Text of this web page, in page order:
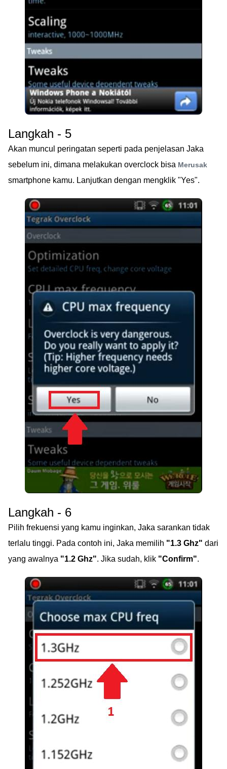
Langkah - 5
Akan muncul peringatan seperti pada penjelasan Jaka
sebelum ini, dimana melakukan overclock bisa Merusak
smartphone kamu. Lanjutkan dengan mengklik "Yes".
Langkah - 6
Pilih frekuensi yang kamu inginkan, Jaka sarankan tidak
terlalu tinggi. Pada contoh ini, Jaka memilih "1.3 Ghz" dari
yang awalnya "1.2 Ghz". Jika sudah, klik "Confirm".